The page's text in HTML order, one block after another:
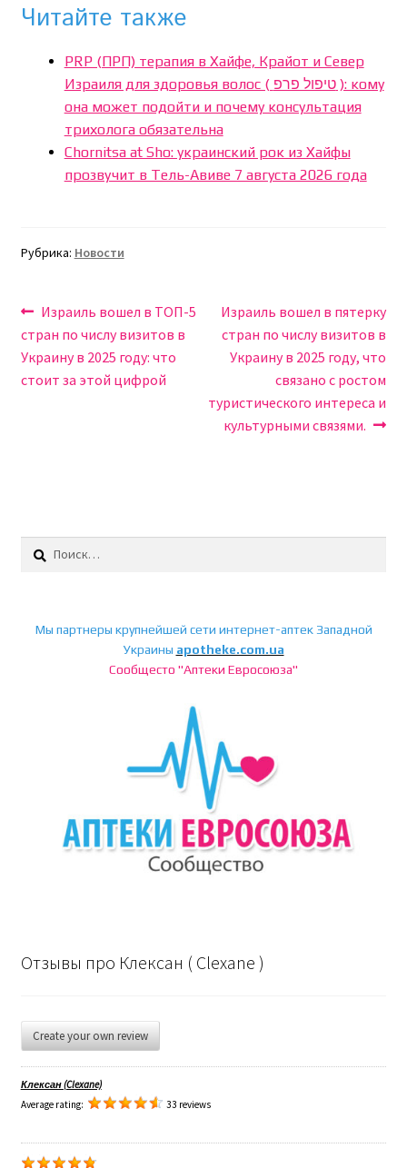
Читайте также
PRP (ПРП) терапия в Хайфе, Крайот и Север
Израиля для здоровья волос ( טיפול פרפ ): кому
она может подойти и почему консультация
трихолога обязательна
Chornitsa at Sho: украинский рок из Хайфы
прозвучит в Тель-Авиве 7 августа 2026 года
Рубрика: Новости
Навигация
по
записям
Предыдущая
запись:
Израиль вошел в ТОП-5
стран по числу визитов в
Украину в 2025 году: что
стоит за этой цифрой
Следующая
запись:
Израиль вошел в пятерку
стран по числу визитов в
Украину в 2025 году, что
связано с ростом
туристического интереса и
культурными связями.
Найти:
Мы партнеры крупнейшей сети интернет-аптек Западной
Украины apotheke.com.ua
Сообщесто "Аптеки Евросоюза"
Отзывы про Клексан ( Clexane )
Create your own review
Клексан (Clexane)
Average rating:
33 reviews